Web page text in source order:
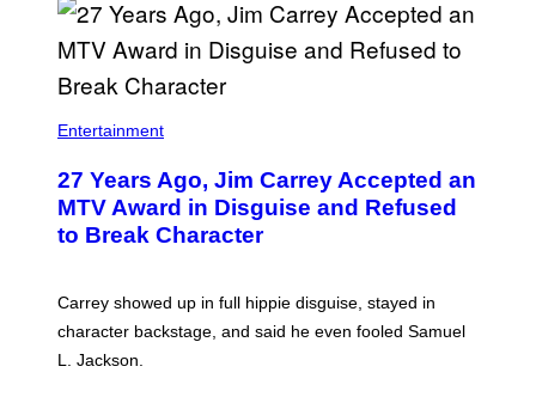
Entertainment
27 Years Ago, Jim Carrey Accepted an
MTV Award in Disguise and Refused
to Break Character
Carrey showed up in full hippie disguise, stayed in
character backstage, and said he even fooled Samuel
L. Jackson.